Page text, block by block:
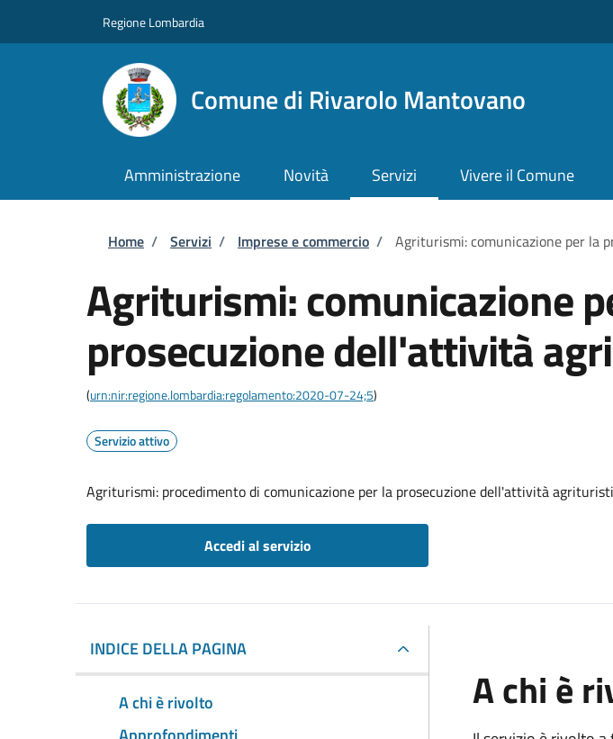
Regione Lombardia
Comune di Rivarolo Mantovano
Amministrazione Novità Servizi Vivere il Comune
Briciole di pane
Home / Servizi / Imprese e commercio / Agriturismi: comunicazione per la
Agriturismi: comunicazione
prosecuzione dell'attività
(urn:nir:regione.lombardia:regolamento:2020-07-24;5)
Servizio attivo
Agriturismi: procedimento di comunicazione per la prosecuzione dell'attività
Accedi al servizio
INDICE DELLA PAGINA
A chi è rivolto
A chi è